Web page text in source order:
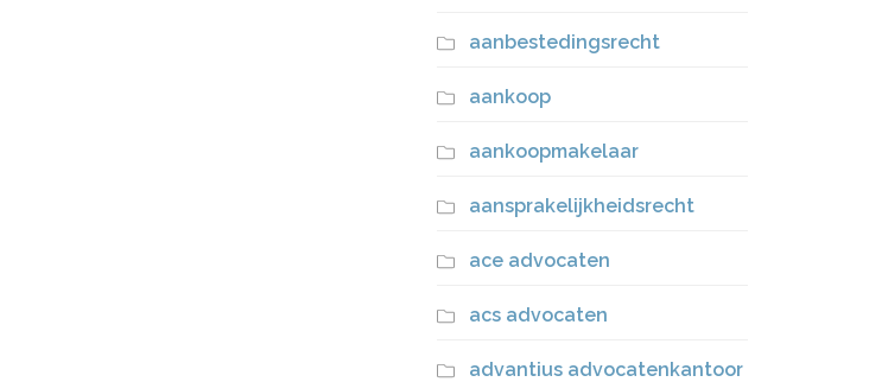
aanbestedingsrecht
aankoop
aankoopmakelaar
aansprakelijkheidsrecht
ace advocaten
acs advocaten
advantius advocatenkantoor